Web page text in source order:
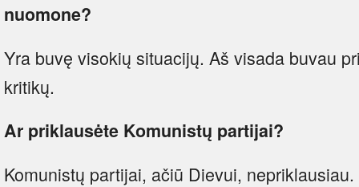
nuomone?
Yra buvę visokių situacijų. Aš visada buvau
kritikų.
Ar priklausėte Komunistų partijai?
Komunistų partijai, ačiū Dievui,